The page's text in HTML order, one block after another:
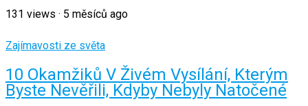
131 views · 5 měsíců ago
Zajímavosti ze světa
10 Okamžiků V Živém Vysílání, Kterým
Byste Nevěřili, Kdyby Nebyly Natočené